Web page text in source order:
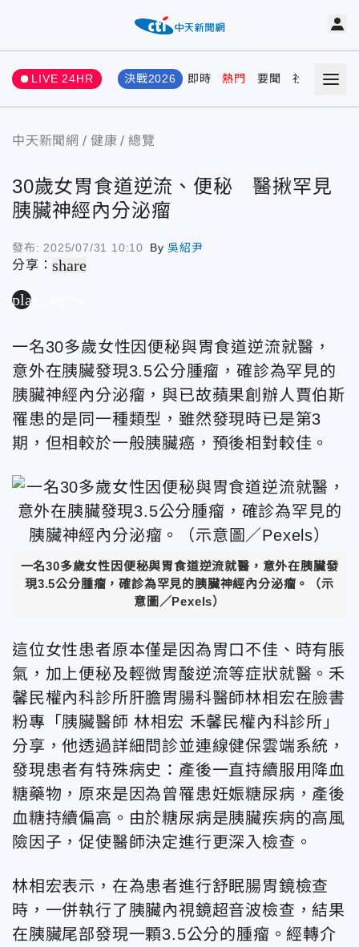
LIVE 24HR 決戰2026 即時 熱門 要聞 社會 娛樂
中天新聞網 健康 總覽
30歲女胃食道逆流、便秘 醫揪罕見
胰臟神經內分泌瘤
發布: 2025/07/31 10:10 By吳紹尹
分享：share
play_arrow
一名30多歲女性因便秘與胃食道逆流就醫，
意外在胰臟發現3.5公分腫瘤，確診為罕見的
胰臟神經內分泌瘤，與已故蘋果創辦人賈伯斯
罹患的是同一種類型，雖然發現時已是第3
期，但相較於一般胰臟癌，預後相對較佳。
一名30多歲女性因便秘與胃食道逆流就醫，意外在胰臟發
現3.5公分腫瘤，確診為罕見的胰臟神經內分泌瘤。（示
意圖／Pexels）
這位女性患者原本僅是因為胃口不佳、時有脹
氣，加上便秘及輕微胃酸逆流等症狀就醫。禾
馨民權內科診所肝膽胃腸科醫師林相宏在臉書
粉專「胰臟醫師 林相宏 禾馨民權內科診所」
分享，他透過詳細問診並連線健保雲端系統，
發現患者有特殊病史：產後一直持續服用降血
糖藥物，原來是因為曾罹患妊娠糖尿病，產後
血糖持續偏高。由於糖尿病是胰臟疾病的高風
險因子，促使醫師決定進行更深入檢查。
林相宏表示，在為患者進行舒眠腸胃鏡檢查
時，一併執行了胰臟內視鏡超音波檢查，結果
在胰臟尾部發現一顆3.5公分的腫瘤。經轉介